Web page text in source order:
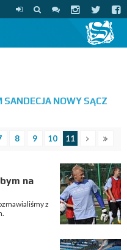
NOWY SĄCZ
8 9 10 11
na
z